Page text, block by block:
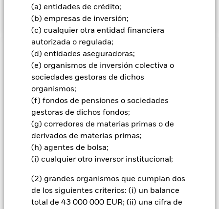
(a) entidades de crédito;
(b) empresas de inversión;
(c) cualquier otra entidad financiera
autorizada o regulada;
(d) entidades aseguradoras;
(e) organismos de inversión colectiva o
sociedades gestoras de dichos
organismos;
(f) fondos de pensiones o sociedades
gestoras de dichos fondos;
(g) corredores de materias primas o de
derivados de materias primas;
(h) agentes de bolsa;
(i) cualquier otro inversor institucional;
(2) grandes organismos que cumplan dos
de los siguientes criterios: (i) un balance
total de 43 000 000 EUR; (ii) una cifra de
corto plazo).
INFORMACIÓN IMPORTANTE: Capital en Riesgo.
de las inversiones y los ingresos derivados de ellas pueden
subir o bajar, y no están garantizados. Es posible que los
inversores no recuperen la cantidad invertida originalmente.
Todas las clases de acciones con cobertura de divisas de este
fondo utilizan derivados para cubrir el riesgo de divisas. El
uso de derivados para una clase de acciones podría conllevar
un posible riesgo de contagio (también denominado «spill-
gestora del fondo se asegurará de que se dispone de los
procedimientos adecuados para minimizar el riesgo de
que figura justo debajo del nombre del fondo, podrá ver un
listado de todas las clases de acciones del fondo: las clases de
acciones con cobertura de divisas se identifican mediante la